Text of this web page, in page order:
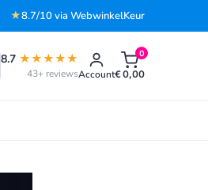
★8.7/10 via WebwinkelKeur
8.7 ★★★★★
43+ reviewsAccount€0,00
0